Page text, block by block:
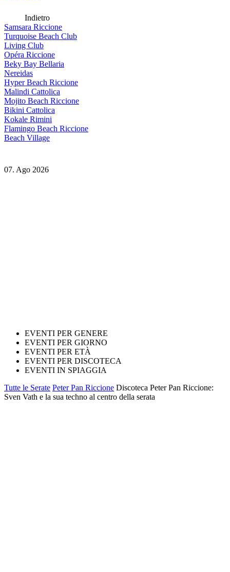
Indietro
Samsara Riccione
Turquoise Beach Club
Living Club
Opéra Riccione
Beky Bay Bellaria
Nereidas
Hyper Beach Riccione
Malindi Cattolica
Mojito Beach Riccione
Bikini Cattolica
Kokale Rimini
Flamingo Beach Riccione
Beach Village
07. Ago 2026
EVENTI PER GENERE
EVENTI PER GIORNO
EVENTI PER ETÀ
EVENTI PER DISCOTECA
EVENTI IN SPIAGGIA
Tutte le Serate Peter Pan Riccione Discoteca Peter Pan Riccione:
Sven Vath e la sua techno al centro della serata